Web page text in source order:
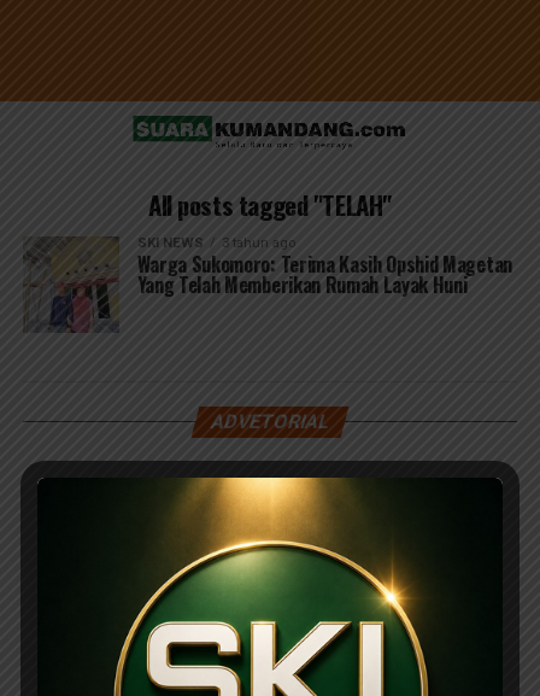
All posts tagged "TELAH"
SKI NEWS 3 tahun ago
Warga Sukomoro: Terima Kasih Opshid Magetan
Yang Telah Memberikan Rumah Layak Huni
ADVETORIAL